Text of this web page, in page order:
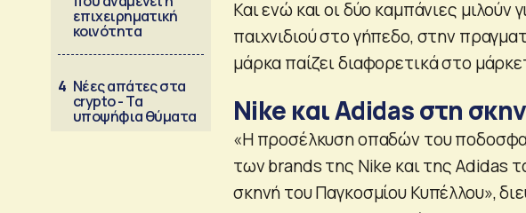
επιχειρηματική
κοινότητα
4 Νέες απάτες στα
crypto - Τα
υποψήφια θύματα
Και ενώ και οι δύο καμπάνιες μιλούν
παιχνιδιού στο γήπεδο, στην
μάρκα παίζει διαφορετικά στο
Nike και Adidas στη
«Η προσέλκυση οπαδών του
των brands της Nike και της Adidas
σκηνή του Παγκοσμίου Κυπέλλου»,